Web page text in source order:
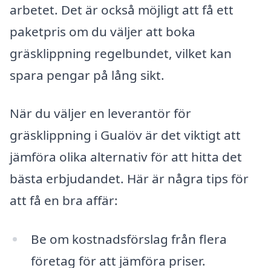
arbetet. Det är också möjligt att få ett
paketpris om du väljer att boka
gräsklippning regelbundet, vilket kan
spara pengar på lång sikt.
När du väljer en leverantör för
gräsklippning i Gualöv är det viktigt att
jämföra olika alternativ för att hitta det
bästa erbjudandet. Här är några tips för
att få en bra affär:
Be om kostnadsförslag från flera
företag för att jämföra priser.